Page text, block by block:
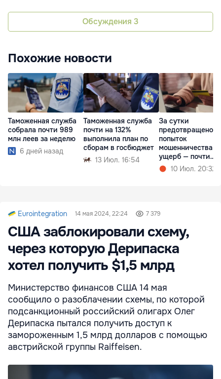
Обсуждения 3
Похожие новости
Таможенная служба
собрала почти 989
млн леев за неделю
6 дней назад
Таможенная служба
почти на 132%
выполнила план по
сборам в госбюджет
13 Июл. 16:54
За сутки
предотвращено
попыток
мошенничества,
ущерб — почти
миллион леев
10 Июл. 20:32
Eurointegration 14 мая 2024, 22:24 7 379
США заблокировали схему,
через которую Дерипаска
хотел получить $1,5 млрд
Министерство финансов США 14 мая
сообщило о разоблачении схемы, по которой
подсанкционный российский олигарх Олег
Дерипаска пытался получить доступ к
замороженным 1,5 млрд долларов с помощью
австрийской группы Raiffeisen.